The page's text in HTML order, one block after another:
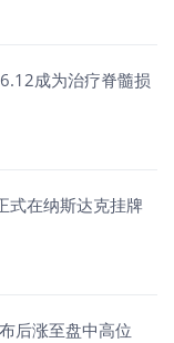
成为治疗脊髓损
式在纳斯达克挂牌
后涨至盘中高位